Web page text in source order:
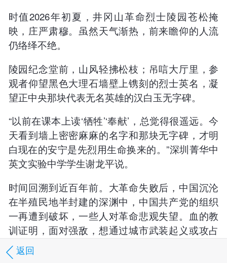
返回
时值2026年初夏，井冈山革命烈士陵园苍松掩
映，庄严肃穆。虽然天气渐热，前来瞻仰的人流
仍络绎不绝。
陵园纪念堂前，山风轻拂松枝；吊唁大厅里，参
观者仰望黑色大理石墙壁上镌刻的烈士英名，凝
望正中央那块代表无名英雄的汉白玉无字碑。
“以前在课本上读‘牺牲’‘奉献’，总觉得很遥远。今
天看到墙上密密麻麻的名字和那块无字碑，才明
白现在的安宁是先烈用生命换来的。”深圳菁华中
英文实验中学学生谢龙平说。
时间回溯到近百年前。大革命失败后，中国沉沦
在半殖民地半封建的深渊中，中国共产党的组织
一再遭到破坏，一些人对革命悲观失望。血的教
训证明，面对强敌，想通过城市武装起义或攻占
大城市来夺取革命胜利是不可能的。